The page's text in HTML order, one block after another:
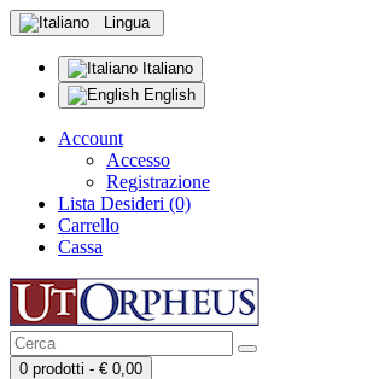
Lingua
Italiano
English
Account
Accesso
Registrazione
Lista Desideri (0)
Carrello
Cassa
0 prodotti - € 0,00